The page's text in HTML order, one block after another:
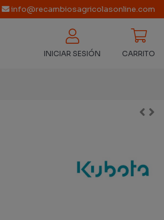
info@recambiosagricolasonline.com
INICIAR SESIÓN CARRITO